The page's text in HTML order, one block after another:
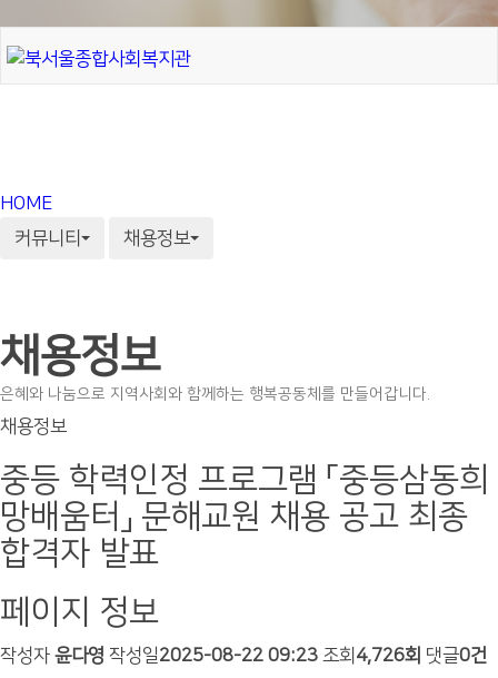
HOME
커뮤니티
채용정보
채용정보
은혜와 나눔으로 지역사회와 함께하는 행복공동체를 만들어갑니다.
채용정보
중등 학력인정 프로그램 「중등삼동희
망배움터」 문해교원 채용 공고 최종
합격자 발표
페이지 정보
작성자 윤다영 작성일2025-08-22 09:23 조회 4,726회 댓글0건